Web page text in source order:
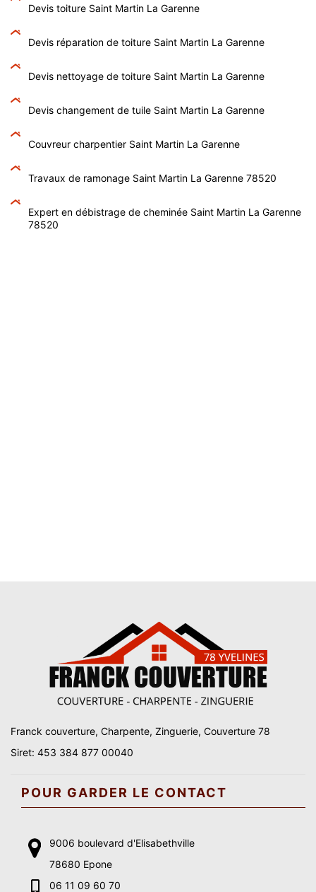
Devis toiture Saint Martin La Garenne
Devis réparation de toiture Saint Martin La Garenne
Devis nettoyage de toiture Saint Martin La Garenne
Devis changement de tuile Saint Martin La Garenne
Couvreur charpentier Saint Martin La Garenne
Travaux de ramonage Saint Martin La Garenne 78520
Expert en débistrage de cheminée Saint Martin La Garenne
78520
Franck couverture, Charpente, Zinguerie, Couverture 78
Siret: 453 384 877 00040
POUR GARDER LE CONTACT
9006 boulevard d'Elisabethville
78680 Epone
06 11 09 60 70